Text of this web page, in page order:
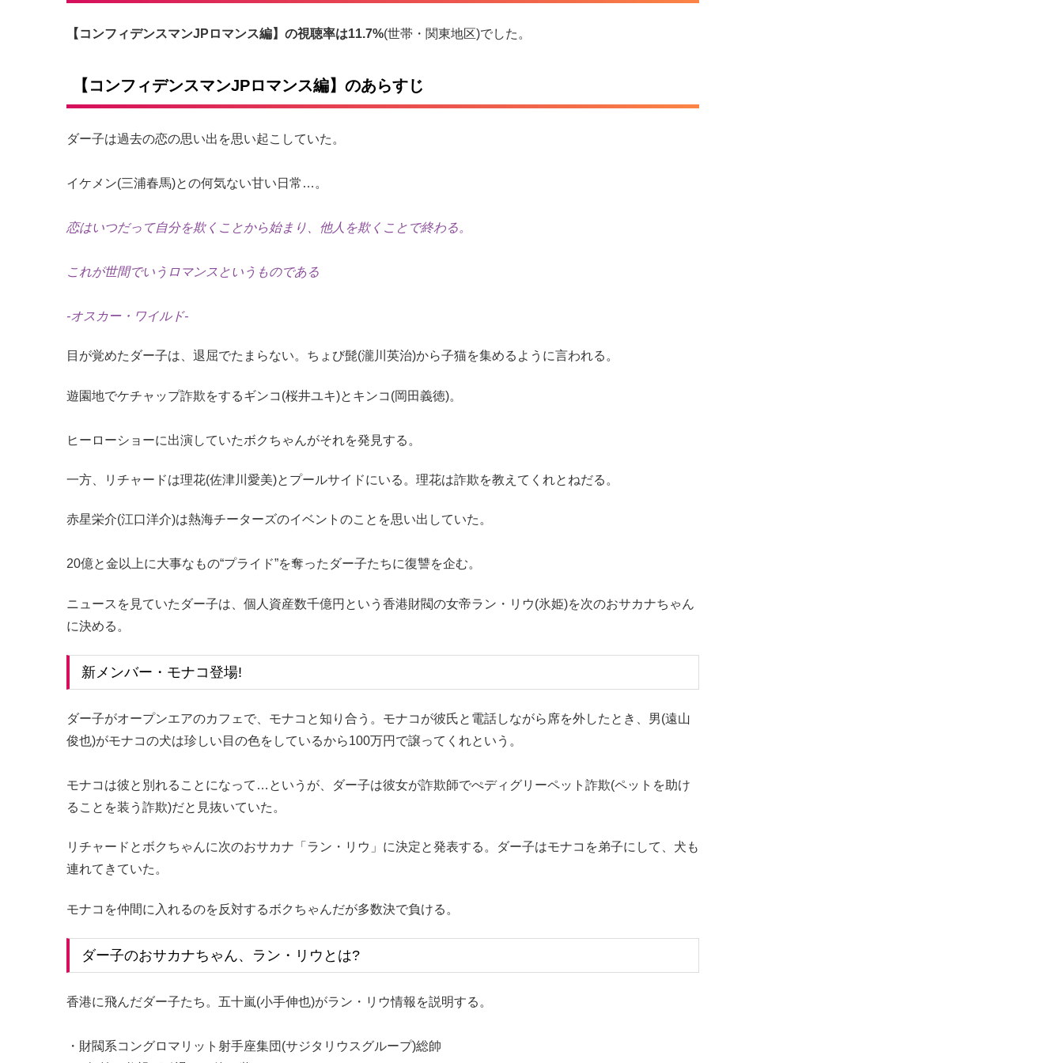
【コンフィデンスマンJPロマンス編】の視聴率は11.7%(世帯・関東地区)でした。
【コンフィデンスマンJPロマンス編】のあらすじ
ダー子は過去の恋の思い出を思い起こしていた。
イケメン(三浦春馬)との何気ない甘い日常…。
恋はいつだって自分を欺くことから始まり、他人を欺くことで終わる。
これが世間でいうロマンスというものである
-オスカー・ワイルド-
目が覚めたダー子は、退屈でたまらない。ちょび髭(瀧川英治)から子猫を集めるように言われる。
遊園地でケチャップ詐欺をするギンコ(桜井ユキ)とキンコ(岡田義徳)。
ヒーローショーに出演していたボクちゃんがそれを発見する。
一方、リチャードは理花(佐津川愛美)とプールサイドにいる。理花は詐欺を教えてくれとねだる。
赤星栄介(江口洋介)は熱海チーターズのイベントのことを思い出していた。
20億と金以上に大事なもの“プライド”を奪ったダー子たちに復讐を企む。
ニュースを見ていたダー子は、個人資産数千億円という香港財閥の女帝ラン・リウ(氷姫)を次のおサカナちゃん
に決める。
新メンバー・モナコ登場!
ダー子がオープンエアのカフェで、モナコと知り合う。モナコが彼氏と電話しながら席を外したとき、男(遠山
俊也)がモナコの犬は珍しい目の色をしているから100万円で譲ってくれという。
モナコは彼と別れることになって…というが、ダー子は彼女が詐欺師でぺディグリーペット詐欺(ペットを助け
ることを装う詐欺)だと見抜いていた。
リチャードとボクちゃんに次のおサカナ「ラン・リウ」に決定と発表する。ダー子はモナコを弟子にして、犬も
連れてきていた。
モナコを仲間に入れるのを反対するボクちゃんだが多数決で負ける。
ダー子のおサカナちゃん、ラン・リウとは?
香港に飛んだダー子たち。五十嵐(小手伸也)がラン・リウ情報を説明する。
・財閥系コングロマリット射手座集団(サジタリウスグループ)総帥